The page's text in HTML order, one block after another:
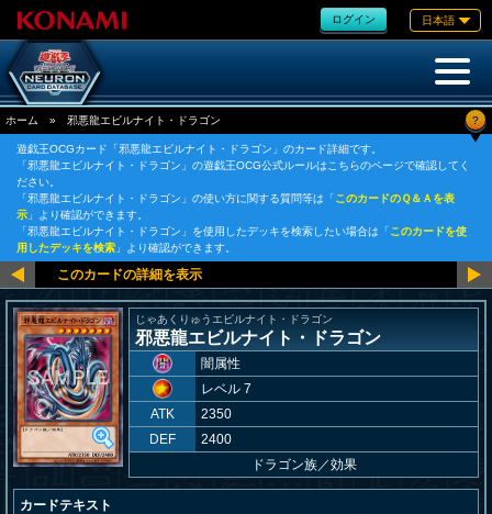
ログイン 日本語
ホーム » 邪悪龍エビルナイト・ドラゴン ?
遊戯王OCGカード「邪悪龍エビルナイト・ドラゴン」のカード詳細です。
「邪悪龍エビルナイト・ドラゴン」の遊戯王OCG公式ルールはこちらのページで確認してく
ださい。
「邪悪龍エビルナイト・ドラゴン」の使い方に関する質問等は「このカードのＱ＆Ａを表
示 」より確認ができます。
「邪悪龍エビルナイト・ドラゴン」を使用したデッキを検索したい場合は「このカードを使
用したデッキを検索 」より確認ができます。
じゃあくりゅうエビルナイト・ドラゴン
邪悪龍エビルナイト・ドラゴン
闇属性
レベル 7
ATK
2350
DEF
2400
ドラゴン族／効果
カードテキスト